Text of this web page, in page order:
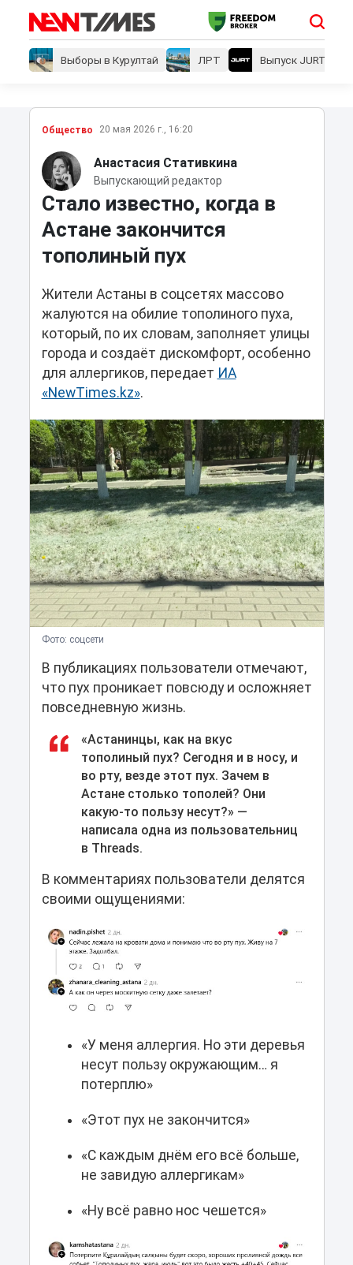
Выборы в Курултай ЛРТ Выпуск JURT
Общество 20 мая 2026 г., 16:20
Анастасия Стативкина
Выпускающий редактор
Стало известно, когда в
Астане закончится
тополиный пух
Жители Астаны в соцсетях массово
жалуются на обилие тополиного пуха,
который, по их словам, заполняет улицы
города и создаёт дискомфорт, особенно
для аллергиков, передает ИА
«NewTimes.kz».
Фото: соцсети
В публикациях пользователи отмечают,
что пух проникает повсюду и осложняет
повседневную жизнь.
«Астанинцы, как на вкус
тополиный пух? Сегодня и в носу, и
во рту, везде этот пух. Зачем в
Астане столько тополей? Они
какую-то пользу несут?» —
написала одна из пользовательниц
в Threads.
В комментариях пользователи делятся
своими ощущениями:
«У меня аллергия. Но эти деревья
несут пользу окружающим… я
потерплю»
«Этот пух не закончится»
«С каждым днём его всё больше,
не завидую аллергикам»
«Ну всё равно нос чешется»